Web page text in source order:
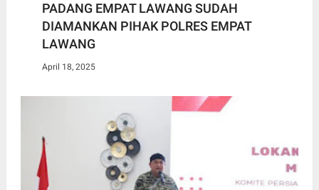
PADANG EMPAT LAWANG SUDAH
DIAMANKAN PIHAK POLRES EMPAT
LAWANG
April 18, 2025